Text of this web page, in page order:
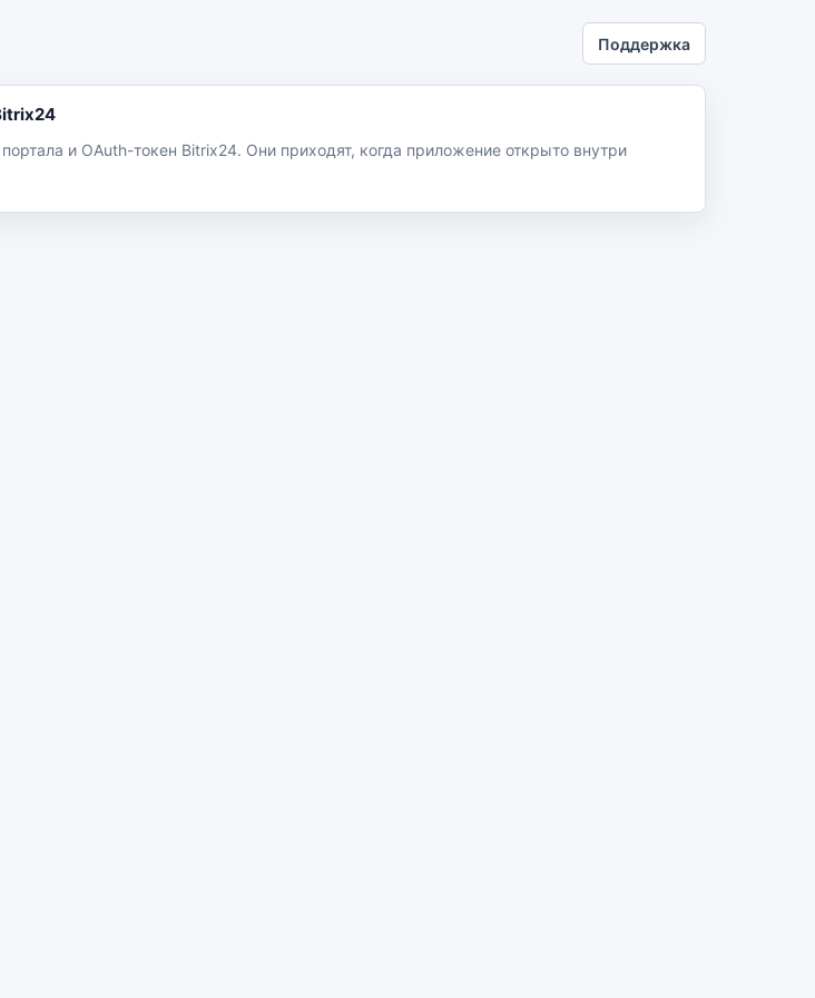
Поддержка
и OAuth-токен Bitrix24. Они приходят, когда приложение открыто внутри